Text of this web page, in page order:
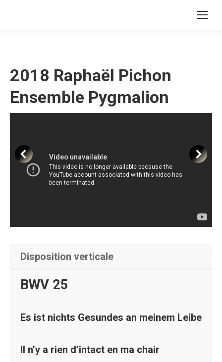
2018 Raphaël Pichon
Ensemble Pygmalion
Disposition verticale
BWV 25
Es ist nichts Gesundes an meinem Leibe
Il n’y a rien d’intact en ma chair